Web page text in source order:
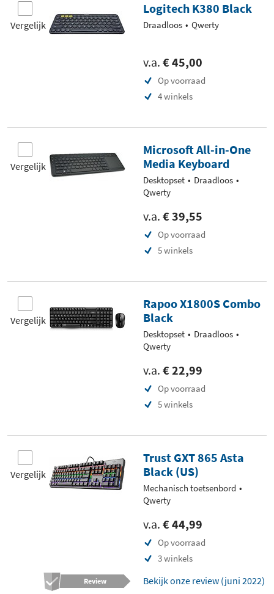
Vergelijk
Logitech K380 Black
Draadloos Qwerty
v.a. € 45,00
Op voorraad
4 winkels
Vergelijk
Microsoft All-in-One
Media Keyboard
Desktopset
Draadloos
Qwerty
v.a. € 39,55
Op voorraad
5 winkels
Vergelijk
Rapoo X1800S Combo
Black
Desktopset
Draadloos
Qwerty
v.a. € 22,99
Op voorraad
5 winkels
Vergelijk
Trust GXT 865 Asta
Black (US)
Mechanisch toetsenbord
Qwerty
v.a. € 44,99
Op voorraad
3 winkels
Review Bekijk onze review (juni 2022)